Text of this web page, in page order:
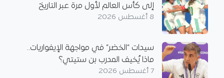
إلى كأس العالم لأول مرة عبر التاريخ
8 أغسطس 2026
سيدات “الخضر” في مواجهة الإيفواريات..
ماذا يُخيف المدرب بن ستيتي؟
7 أغسطس 2026